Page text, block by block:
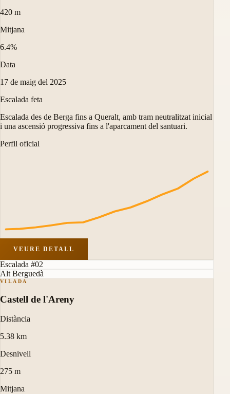
420 m
Mitjana
6.4%
Data
17 de maig del 2025
Escalada feta
Escalada des de Berga fins a Queralt, amb tram neutralitzat inicial
i una ascensió progressiva fins a l'aparcament del santuari.
Perfil oficial
VEURE DETALL
Escalada #02
Alt Berguedà
VILADA
Castell de l'Areny
Distància
5.38 km
Desnivell
275 m
Mitjana